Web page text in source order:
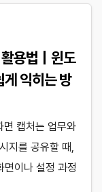
용법｜윈도
게 익히는 방
면 캡처는 업무와
지를 공유할 때,
면이나 설정 과정